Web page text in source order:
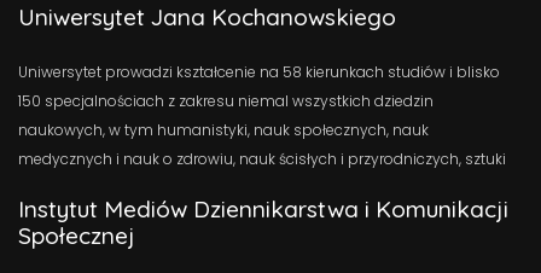
Uniwersytet Jana Kochanowskiego
Uniwersytet prowadzi kształcenie na 58 kierunkach studiów i blisko
150 specjalnościach z zakresu niemal wszystkich dziedzin
naukowych, w tym humanistyki, nauk społecznych, nauk
medycznych i nauk o zdrowiu, nauk ścisłych i przyrodniczych, sztuki
Instytut Mediów Dziennikarstwa i Komunikacji
Społecznej